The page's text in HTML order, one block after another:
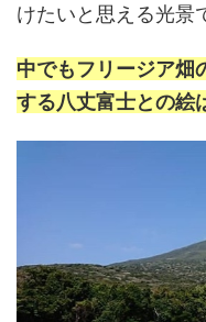
けたいと思える光景
中でもフリージア畑
する八丈富士との絵